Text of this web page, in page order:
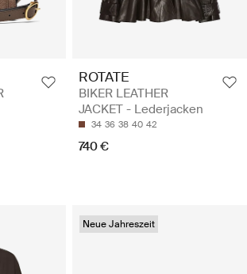
ROTATE
BIKER LEATHER
JACKET - Lederjacken
34 36 38 40 42
740 €
Neue Jahreszeit